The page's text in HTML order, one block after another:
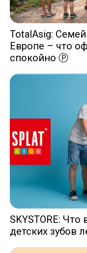
TotalAsig:
Европе – что
спокойно Ⓟ
SKYSTORE:
детских зубов